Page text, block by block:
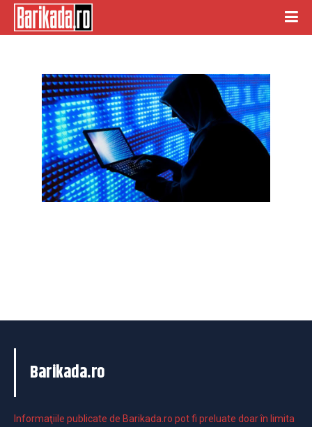
Barikada.ro
Informaţiile publicate de Barikada.ro pot fi preluate doar în limita